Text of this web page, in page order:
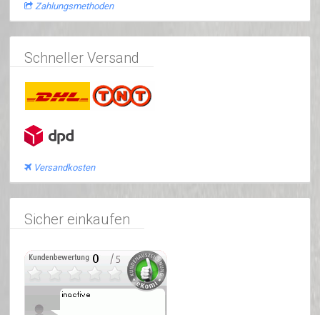
Zahlungsmethoden
Schneller Versand
Versandkosten
Sicher einkaufen